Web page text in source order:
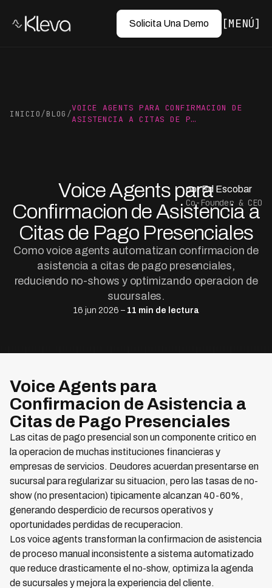
Solicita Una Demo MENÚ
INICIO/BLOG /
VOICE AGENTS PARA CONFIRMACION DE
ASISTENCIA A CITAS DE P…
Voice Agents para
Confirmacion de Asistencia a
Citas de Pago Presenciales
Como voice agents automatizan confirmacion de
asistencia a citas de pago presenciales,
reduciendo no-shows y optimizando operacion de
sucursales.
16 jun 2026 – 11 min de lectura
por Ed Escobar
Co-Founder & CEO
Voice Agents para
Confirmacion de Asistencia a
Citas de Pago Presenciales
Las citas de pago presencial son un componente critico en
la operacion de muchas instituciones financieras y
empresas de servicios. Deudores acuerdan presentarse en
sucursal para regularizar su situacion, pero las tasas de no-
show (no presentacion) tipicamente alcanzan 40-60%,
generando desperdicio de recursos operativos y
oportunidades perdidas de recuperacion.
Los voice agents transforman la confirmacion de asistencia
de proceso manual inconsistente a sistema automatizado
que reduce drasticamente el no-show, optimiza la agenda
de sucursales y mejora la experiencia del cliente.